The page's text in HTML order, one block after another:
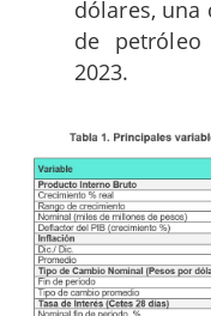
dólares, una
de
2023.